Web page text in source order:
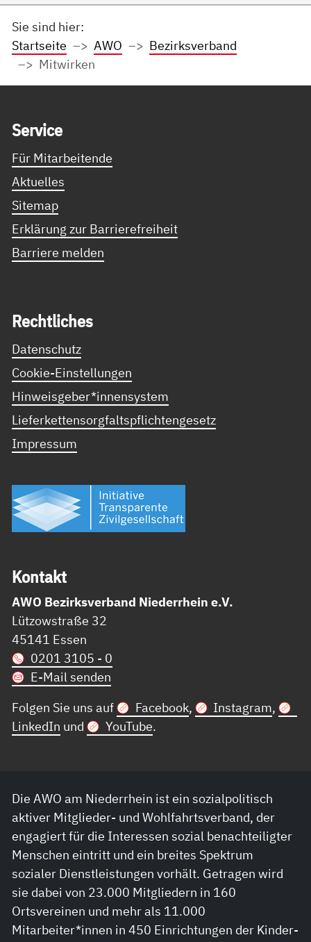
Sie sind hier:
Startseite
AWO
Bezirksverband
Mitwirken
Ser­vice
Für Mitarbeitende
Aktuelles
Sitemap
Erklärung zur Barrierefreiheit
Barriere melden
Recht­li­ches
Datenschutz
Cookie-Einstellungen
Hinweisgeber*innensystem
Lieferkettensorgfaltspflichtengesetz
Impressum
Kon­takt
AWO Bezirksverband Niederrhein e.V.
Lützowstraße 32
45141 Essen
0201 3105 - 0
E-Mail senden
Folgen Sie uns auf
Facebook, Instagram,
LinkedIn und YouTube.
Die AWO am Niederrhein ist ein sozialpolitisch
aktiver Mitglieder- und Wohlfahrtsverband, der
engagiert für die Interessen sozial benachteiligter
Menschen eintritt und ein breites Spektrum
sozialer Dienstleistungen vorhält. Getragen wird
sie dabei von 23.000 Mitgliedern in 160
Ortsvereinen und mehr als 11.000
Mitarbeiter*innen in 450 Einrichtungen der Kinder-